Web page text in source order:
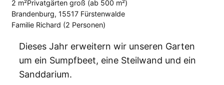
2 m²Privatgärten groß (ab 500 m²)
Brandenburg, 15517 Fürstenwalde
Familie Richard (2 Personen)
Dieses Jahr erweitern wir unseren Garten
um ein Sumpfbeet, eine Steilwand und ein
Sanddarium.